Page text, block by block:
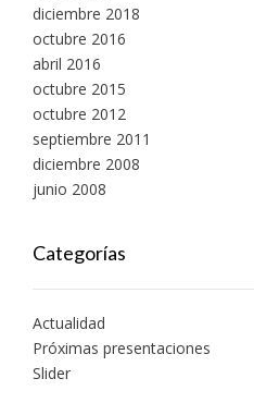
diciembre 2018
octubre 2016
abril 2016
octubre 2015
octubre 2012
septiembre 2011
diciembre 2008
junio 2008
Categorías
Actualidad
Próximas presentaciones
Slider